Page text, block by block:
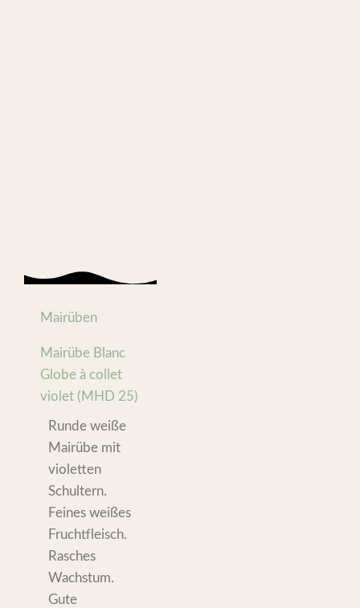
Mairüben
Mairübe Blanc
Globe à collet
violet (MHD 25)
Runde weiße
Mairübe mit
violetten
Schultern.
Feines weißes
Fruchtfleisch.
Rasches
Wachstum.
Gute